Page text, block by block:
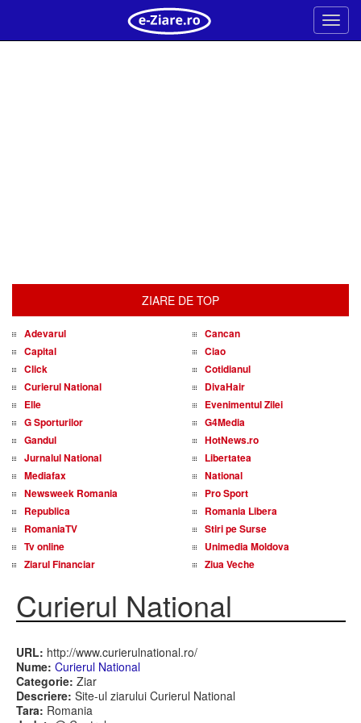
Meniu
ZIARE DE TOP
Adevarul
Cancan
Capital
Ciao
Click
Cotidianul
Curierul National
DivaHair
Elle
Evenimentul Zilei
G Sporturilor
G4Media
Gandul
HotNews.ro
Jurnalul National
Libertatea
Mediafax
National
Newsweek Romania
Pro Sport
Republica
Romania Libera
RomaniaTV
Stiri pe Surse
Tv online
Unimedia Moldova
Ziarul Financiar
Ziua Veche
Curierul National
URL: http://www.curierulnational.ro/
Nume: Curierul National
Categorie: Ziar
Descriere: Site-ul ziarului Curierul National
Tara: Romania